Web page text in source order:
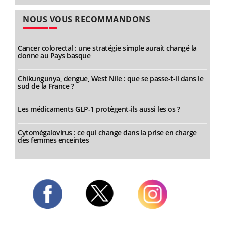
NOUS VOUS RECOMMANDONS
Cancer colorectal : une stratégie simple aurait changé la
donne au Pays basque
Chikungunya, dengue, West Nile : que se passe-t-il dans le
sud de la France ?
Les médicaments GLP-1 protègent-ils aussi les os ?
Cytomégalovirus : ce qui change dans la prise en charge
des femmes enceintes